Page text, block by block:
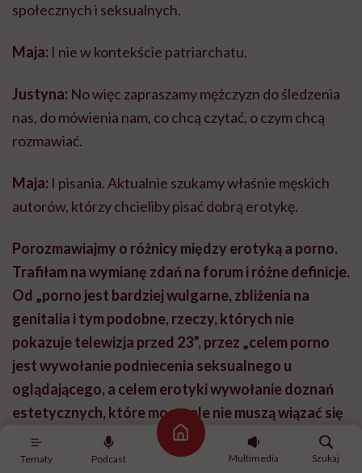
Tematy Podcast
Strona główna
Multimedia
Szukaj
społecznych i seksualnych.
Maja: I nie w kontekście patriarchatu.
Justyna: No więc zapraszamy mężczyzn do śledzenia
nas, do mówienia nam, co chcą czytać, o czym chcą
rozmawiać.
Maja: I pisania. Aktualnie szukamy właśnie męskich
autorów, którzy chcieliby pisać dobrą erotykę.
Porozmawiajmy o różnicy między erotyką a porno.
Trafiłam na wymianę zdań na forum i różne definicje.
Od „porno jest bardziej wulgarne, zbliżenia na
genitalia i tym podobne, rzeczy, których nie
pokazuje telewizja przed 23”, przez „celem porno
jest wywołanie podniecenia seksualnego u
oglądającego, a celem erotyki wywołanie doznań
estetycznych, które mogą, ale nie muszą wiązać się
z podnieceniem”, po taką: „w filmach erotycznych
ludzie udają, że uprawiają seks, a w porno dzieje się